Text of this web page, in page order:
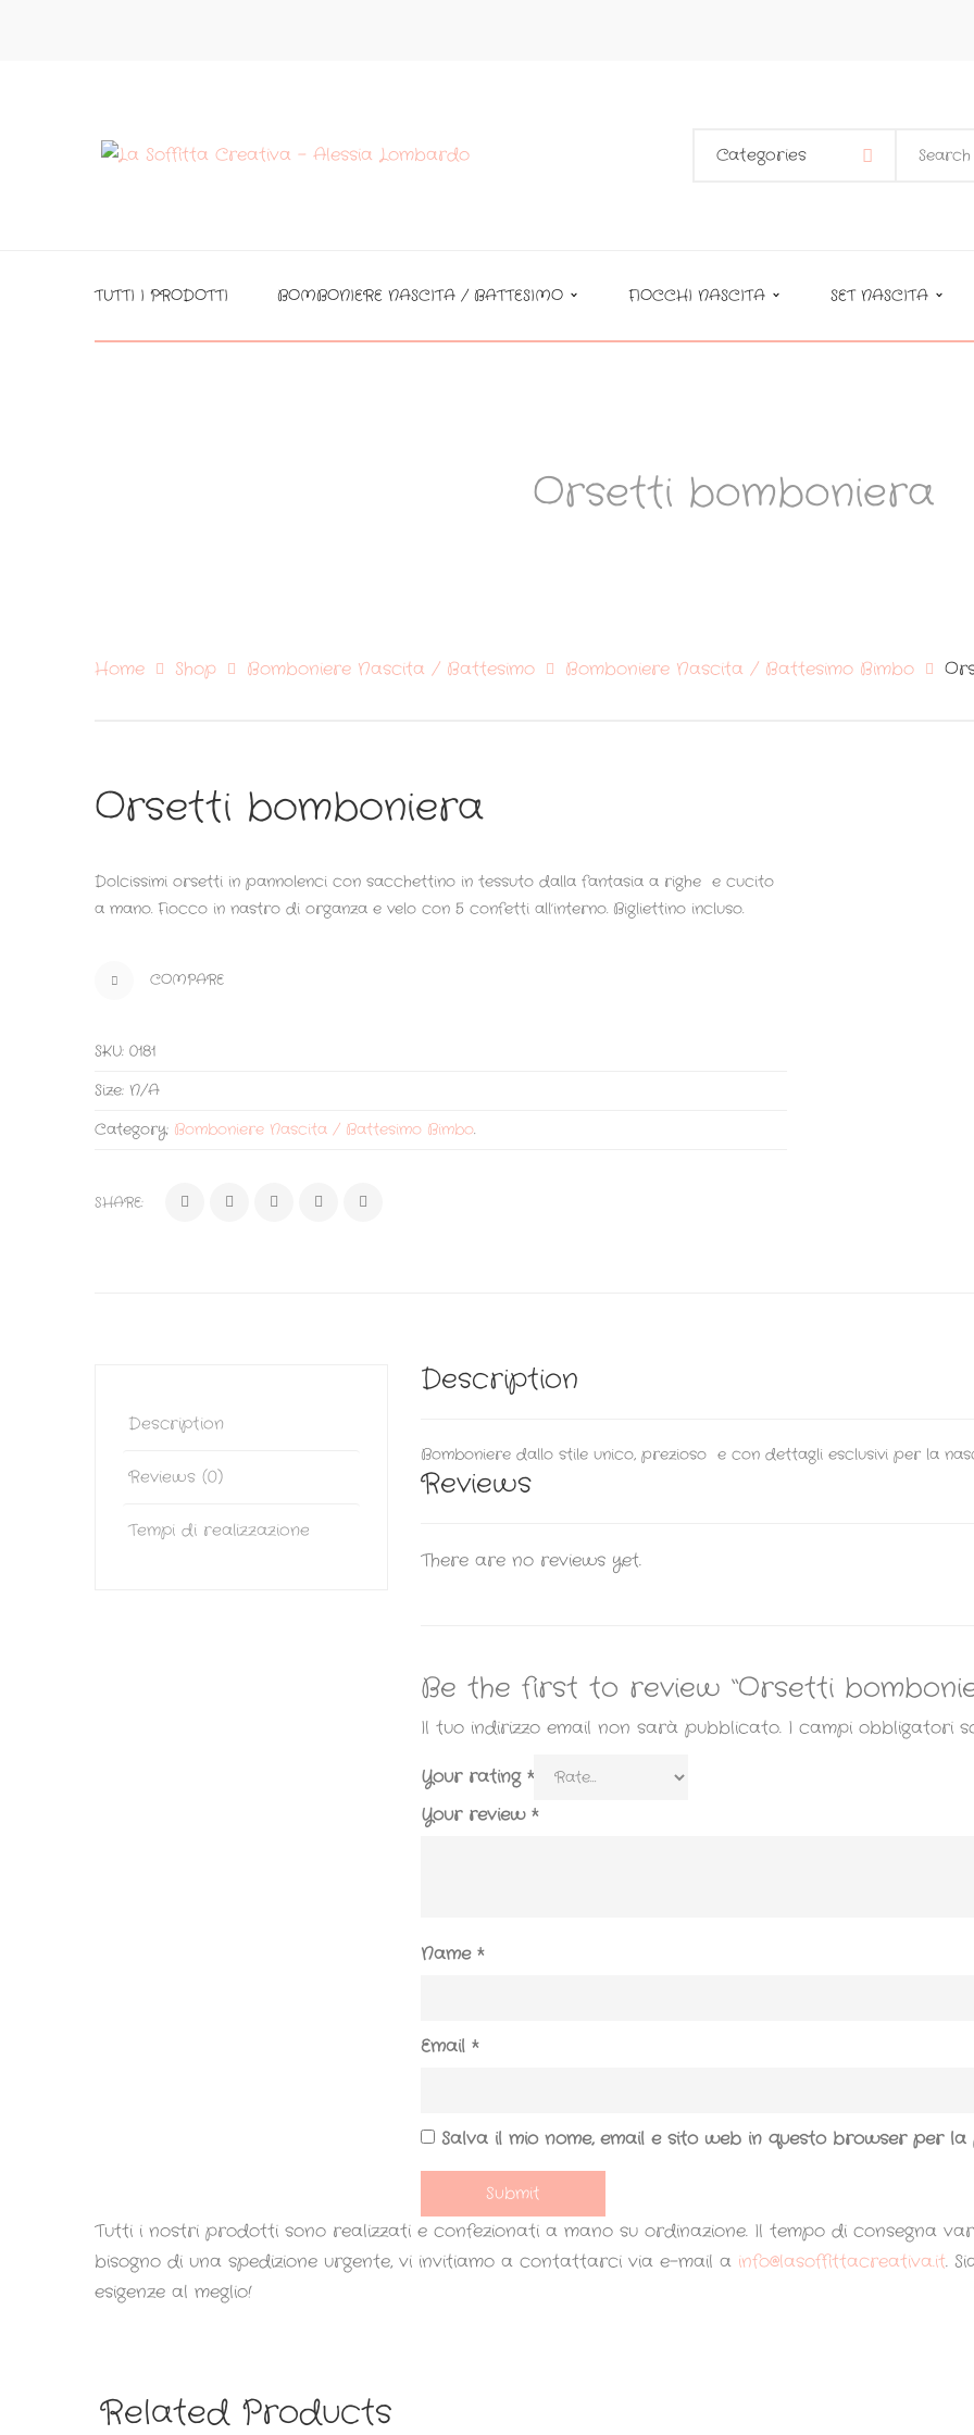
Categories
TUTTI I PRODOTTI BOMBONIERE NASCITA / BATTESIMO FIOCCHI NASCITA SET NASCITA
Orsetti bomboniera
Home Shop Bomboniere Nascita / Battesimo Bomboniere Nascita / Battesimo Bimbo
Orsetti bomboniera
Dolcissimi orsetti in pannolenci con sacchettino in tessuto dalla fantasia a righe e cucito
a mano. Fiocco in nastro di organza e velo con 5 confetti all’interno. Bigliettino incluso.
COMPARE
SKU: 0181
Size: N/A
Category: Bomboniere Nascita / Battesimo Bimbo.
SHARE:
Description
Reviews (0)
Tempi di realizzazione
Description
Bomboniere dallo stile unico, prezioso e con dettagli esclusivi per la
Reviews
There are no reviews yet.
Be the first to review “Orsetti
Il tuo indirizzo email non sarà pubblicato. I campi obbligatori
Your rating *
Your review *
Name *
Email *
Salva il mio nome, email e sito web in questo browser per
Tutti i nostri prodotti sono realizzati e confezionati a mano su ordinazione. Il tempo di consegna
bisogno di una spedizione urgente, vi invitiamo a contattarci via e-mail a info@lasoffittacreativa.it.
esigenze al meglio!
Related Products